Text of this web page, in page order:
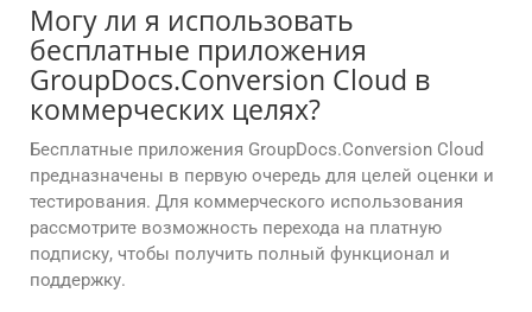
Могу ли я использовать
бесплатные приложения
GroupDocs.Conversion Cloud в
коммерческих целях?
Бесплатные приложения GroupDocs.Conversion Cloud
предназначены в первую очередь для целей оценки и
тестирования. Для коммерческого использования
рассмотрите возможность перехода на платную
подписку, чтобы получить полный функционал и
поддержку.